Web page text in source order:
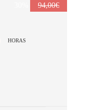
94,00€
HORAS